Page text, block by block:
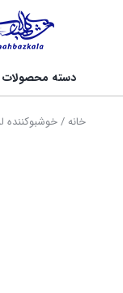
دسته محصولات
خانه/خوشبوکننده